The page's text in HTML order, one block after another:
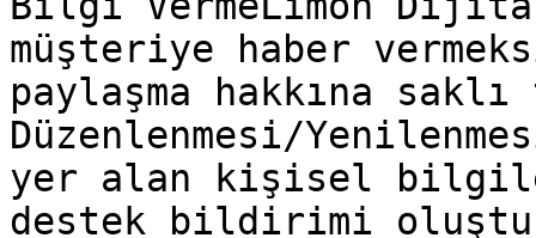
müşteriye haber
paylaşma hakkına
Düzenlenmesi/
yer alan kişisel
destek bildirimi